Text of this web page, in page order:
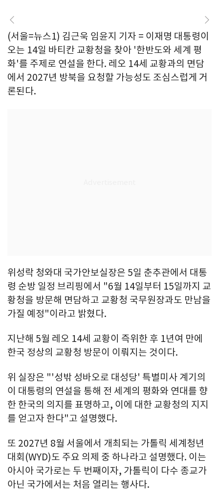
(서울=뉴스1) 김근욱 임윤지 기자 = 이재명 대통령이
오는 14일 바티칸 교황청을 찾아 '한반도와 세계 평
화'를 주제로 연설을 한다. 레오 14세 교황과의 면담
에서 2027년 방북을 요청할 가능성도 조심스럽게 거
론된다.
위성락 청와대 국가안보실장은 5일 춘추관에서 대통
령 순방 일정 브리핑에서 "6월 14일부터 15일까지 교
황청을 방문해 면담하고 교황청 국무원장과도 만남을
가질 예정"이라고 밝혔다.
지난해 5월 레오 14세 교황이 즉위한 후 1년여 만에
한국 정상의 교황청 방문이 이뤄지는 것이다.
위 실장은 "'성밖 성바오로 대성당' 특별미사 계기의
이 대통령의 연설을 통해 전 세계의 평화와 연대를 향
한 한국의 의지를 표명하고, 이에 대한 교황청의 지지
를 얻고자 한다"고 설명했다.
또 2027년 8월 서울에서 개최되는 가톨릭 세계청년
대회(WYD)도 주요 의제 중 하나라고 설명했다. 이는
아시아 국가로는 두 번째이자, 가톨릭이 다수 종교가
아닌 국가에서는 처음 열리는 행사다.